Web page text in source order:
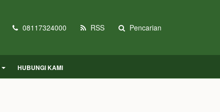
08117324000 RSS Pencarian
HUBUNGI KAMI